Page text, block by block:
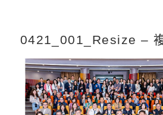
0421_001_Resize –